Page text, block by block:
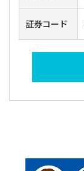
証券コード